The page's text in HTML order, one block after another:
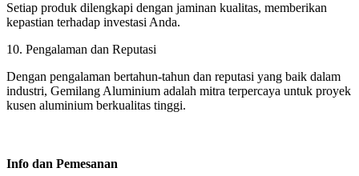
Setiap produk dilengkapi dengan jaminan kualitas, memberikan
kepastian terhadap investasi Anda.
10. Pengalaman dan Reputasi
Dengan pengalaman bertahun-tahun dan reputasi yang baik dalam
industri, Gemilang Aluminium adalah mitra terpercaya untuk proyek
kusen aluminium berkualitas tinggi.
Info dan Pemesanan